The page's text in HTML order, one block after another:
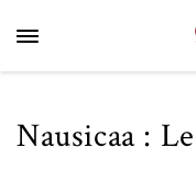
Nausicaa :